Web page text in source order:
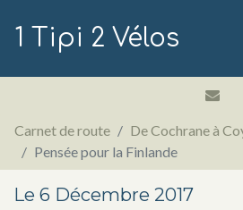
1 Tipi 2 Vélos
Carnet de route
De Cochrane à
Pensée pour la Finlande
Le 6 Décembre 2017